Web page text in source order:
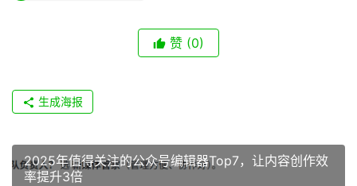
赞 (0)
生成海报
2025年值得关注的公众号编辑器Top7，让内容创作效
率提升3倍